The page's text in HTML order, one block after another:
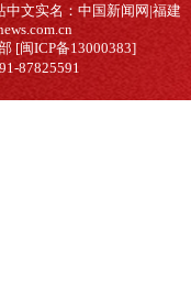
中文实名：中国新闻网|福建
[闽ICP备13000383]
87825591